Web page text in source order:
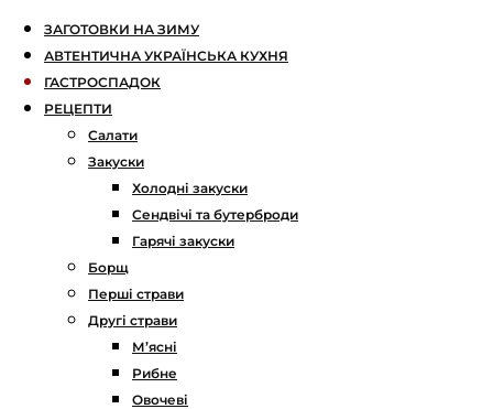
ЗАГОТОВКИ НА ЗИМУ
АВТЕНТИЧНА УКРАЇНСЬКА КУХНЯ
ГАСТРОСПАДОК
РЕЦЕПТИ
Салати
Закуски
Холодні закуски
Сендвічі та бутерброди
Гарячі закуски
Борщ
Перші страви
Другі страви
М’ясні
Рибне
Овочеві